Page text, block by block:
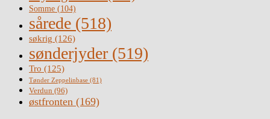
Somme (104)
sårede (518)
søkrig (126)
sønderjyder (519)
Tro (125)
Tønder Zeppelinbase (81)
Verdun (96)
østfronten (169)